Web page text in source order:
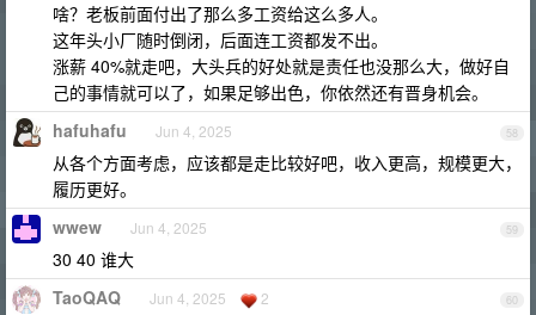
啥？老板前面付出了那么多工资给这么多人。
这年头小厂随时倒闭，后面连工资都发不出。
涨薪 40%就走吧，大头兵的好处就是责任也没那么大，做好自
己的事情就可以了，如果足够出色，你依然还有晋身机会。
58
hafuhafu Jun 4, 2025
从各个方面考虑，应该都是走比较好吧，收入更高，规模更大，
履历更好。
59
wwew Jun 4, 2025
30 40 谁大
60
TaoQAQ Jun 4, 2025 2